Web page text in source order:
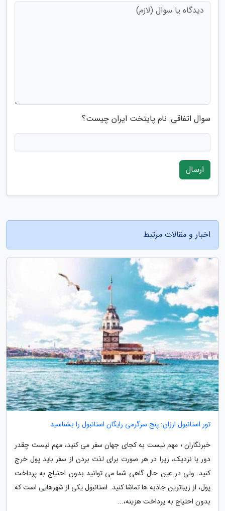
سوال اتفاقی: نام پایتخت ایران چیست؟
ارسال
اخبار و مقالات مرتبط
تور استانبول ارزان: پنج سرگرمی رایگان استانبول را بشناسید
خبرنگاران ؛ مهم نیست به کجای جهان سفر می کنید، مهم نیست چقدر
دور یا نزدیک، زیرا در هر صورت برای لذت بردن از سفر باید پول خرج
کنید. ولی در عین حال گاهی شما می توانید بدون احتیاج به پرداخت
پول، از زیباترین جاذبه ها تماشا کنید. استانبول یکی از شهرهایی است که
بدون احتیاج به پرداخت هزینه،...